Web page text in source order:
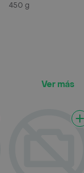
450 g
Ver más